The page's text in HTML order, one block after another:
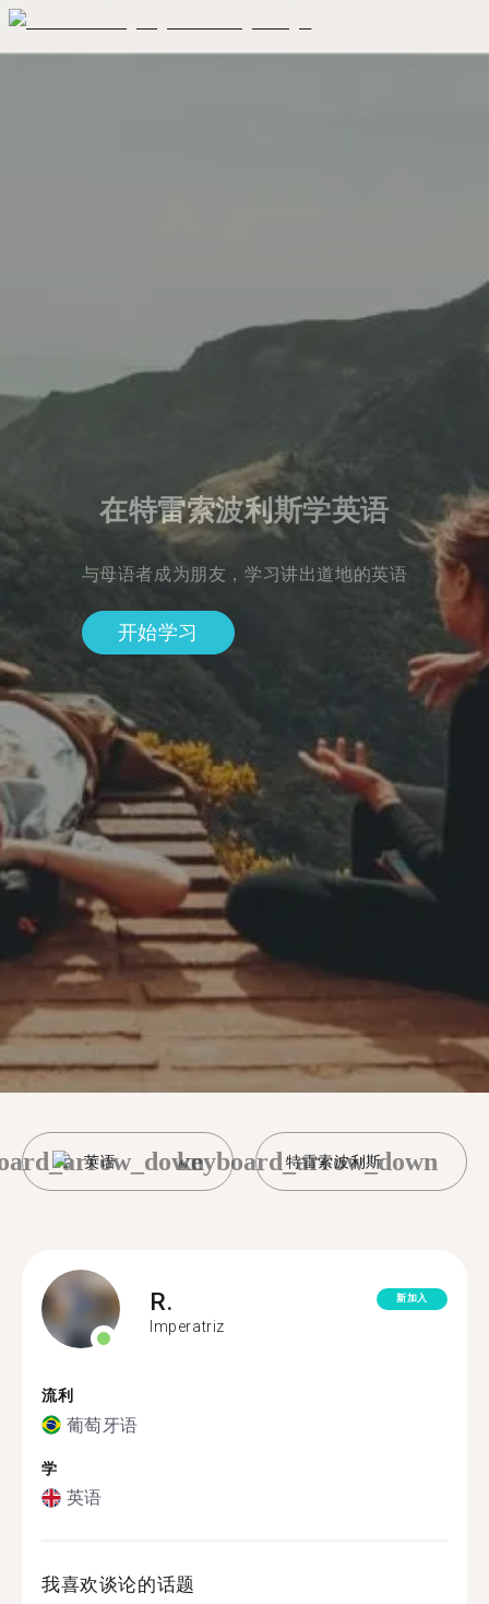
在特雷索波利斯学英语
与母语者成为朋友，学习讲出道地的英语
开始学习
英语 特雷索波利斯
keyboard_arrow_down
R.
Imperatriz
新加入
流利
葡萄牙语
学
英语
我喜欢谈论的话题